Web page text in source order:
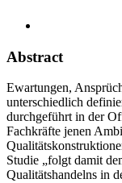
Abstract
Ewartungen,
unterschiedlich
durchgeführt in der
Fachkräfte jenen
Studie „folgt damit
Qualitätshandelns in